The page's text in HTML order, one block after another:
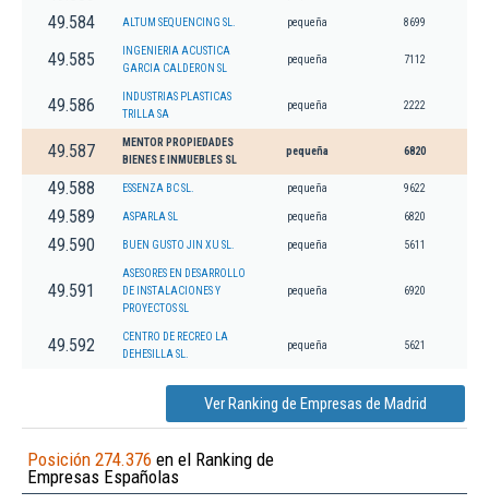
49.584 ALTUM SEQUENCING SL. pequeña 8699
49.585
INGENIERIA ACUSTICA
GARCIA CALDERON SL
pequeña 7112
49.586
INDUSTRIAS PLASTICAS
TRILLA SA
pequeña 2222
49.587
MENTOR PROPIEDADES
BIENES E INMUEBLES SL
pequeña 6820
49.588 ESSENZA BC SL. pequeña 9622
49.589 ASPARLA SL pequeña 6820
49.590 BUEN GUSTO JIN XU SL. pequeña 5611
49.591
ASESORES EN DESARROLLO
DE INSTALACIONES Y
PROYECTOS SL
pequeña 6920
49.592
CENTRO DE RECREO LA
DEHESILLA SL.
pequeña 5621
Ver Ranking de Empresas de Madrid
Posición 274.376 en el Ranking de
Empresas Españolas